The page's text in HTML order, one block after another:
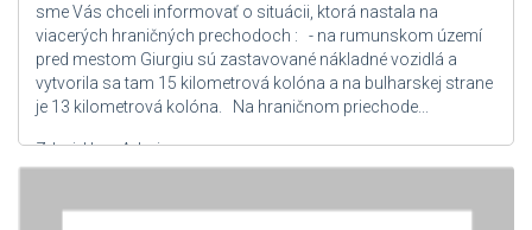
sme Vás chceli informovať o situácii, ktorá nastala na
viacerých hraničných prechodoch : - na rumunskom území
pred mestom Giurgiu sú zastavované nákladné vozidlá a
vytvorila sa tam 15 kilometrová kolóna a na bulharskej strane
je 13 kilometrová kolóna. Na hraničnom priechode...
Zdroj: User Admin